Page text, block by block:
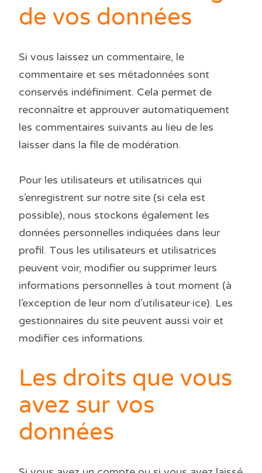
de vos données
Si vous laissez un commentaire, le
commentaire et ses métadonnées sont
conservés indéfiniment. Cela permet de
reconnaître et approuver automatiquement
les commentaires suivants au lieu de les
laisser dans la file de modération.
Pour les utilisateurs et utilisatrices qui
s’enregistrent sur notre site (si cela est
possible), nous stockons également les
données personnelles indiquées dans leur
profil. Tous les utilisateurs et utilisatrices
peuvent voir, modifier ou supprimer leurs
informations personnelles à tout moment (à
l’exception de leur nom d’utilisateur·ice). Les
gestionnaires du site peuvent aussi voir et
modifier ces informations.
Les droits que vous
avez sur vos
données